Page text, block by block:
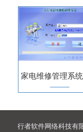
家电维修管理系
行者软件网络科技有